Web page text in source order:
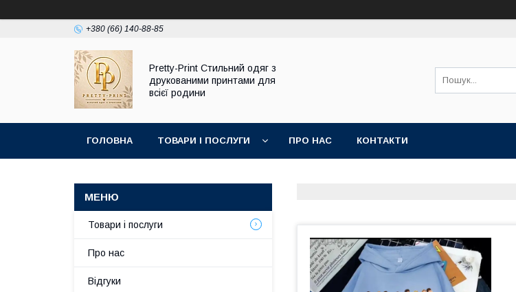
+380 (66) 140-88-85
Pretty-Print Стильний одяг з
друкованими принтами для
всієї родини
ГОЛОВНА ТОВАРИ І ПОСЛУГИ ПРО НАС КОНТАКТИ
Товари і послуги
Про нас
Відгуки